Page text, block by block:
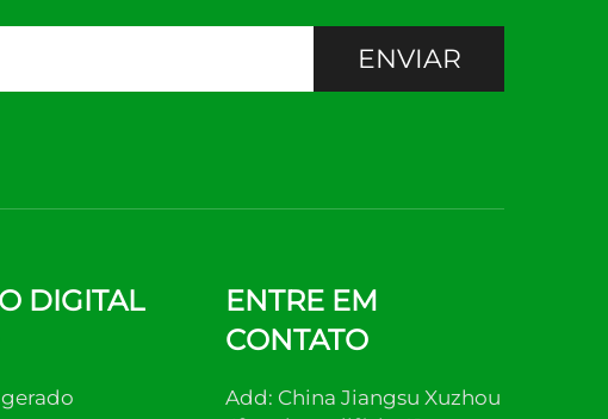
ENVIAR
DIGITAL
ENTRE EM
CONTATO
Add: China Jiangsu Xuzhou